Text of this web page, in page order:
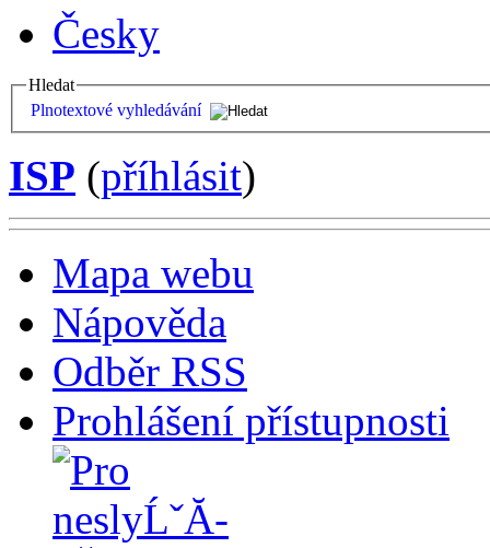
Česky
Hledat
Plnotextové vyhledávání
ISP (příhlásit)
Mapa webu
Nápověda
Odběr RSS
Prohlášení přístupnosti